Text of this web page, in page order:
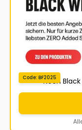
Code: BF2025
Neoh